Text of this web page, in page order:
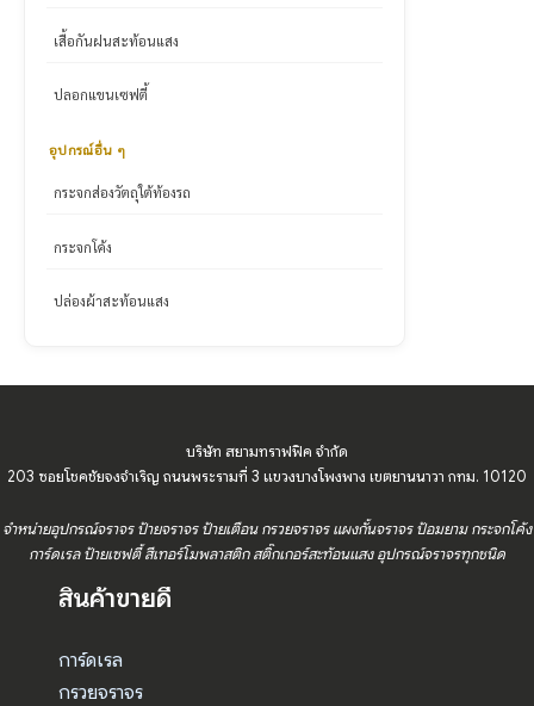
เสื้อกันฝนสะท้อนแสง
ปลอกแขนเซฟตี้
อุปกรณ์อื่น ๆ
กระจกส่องวัตถุใต้ท้องรถ
กระจกโค้ง
ปล่องผ้าสะท้อนแสง
บริษัท สยามทราฟฟิค จำกัด
203 ซอยโชคชัยจงจำเริญ ถนนพระรามที่ 3 แขวงบางโพงพาง เขตยานนาวา กทม. 10120
จำหน่ายอุปกรณ์จราจร ป้ายจราจร ป้ายเตือน กรวยจราจร แผงกั้นจราจร ป้อมยาม กระจกโค้ง
การ์ดเรล ป้ายเซฟตี้ สีเทอร์โมพลาสติก สติ๊กเกอร์สะท้อนแสง อุปกรณ์จราจรทุกชนิด
สินค้าขายดี
การ์ดเรล
กรวยจราจร